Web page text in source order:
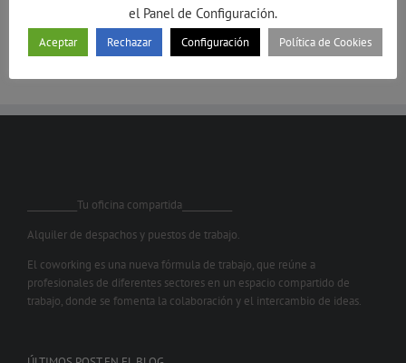
___________Tu oficina compartida___________
Alquiler de despachos y puestos de trabajo.
El coworking es una nueva fórmula de trabajo, que reúne a
profesionales de diferentes sectores en un espacio compartido de
trabajo, donde se fomenta la colaboración y el intercambio de ideas.
el Panel de Configuración.
Aceptar Rechazar Configuración Política de Cookies